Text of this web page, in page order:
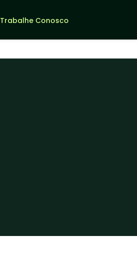
Trabalhe Conosco